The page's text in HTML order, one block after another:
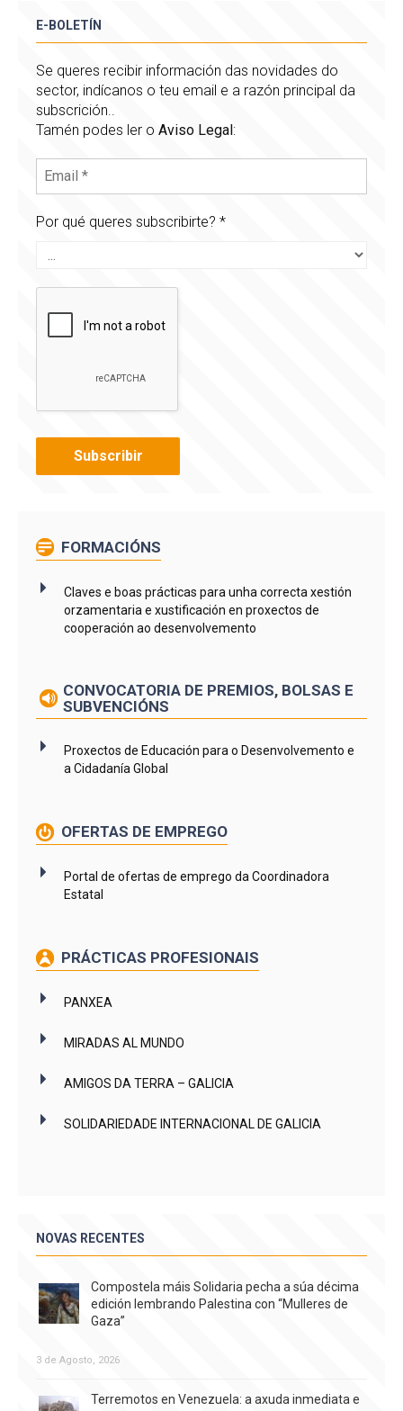
E-BOLETÍN
Se queres recibir información das novidades do
sector, indícanos o teu email e a razón principal da
subscrición..
Tamén podes ler o Aviso Legal:
Por qué queres subscribirte? *
FORMACIÓNS
Claves e boas prácticas para unha correcta xestión
orzamentaria e xustificación en proxectos de
cooperación ao desenvolvemento
CONVOCATORIA DE PREMIOS, BOLSAS E
SUBVENCIÓNS
Proxectos de Educación para o Desenvolvemento e
a Cidadanía Global
OFERTAS DE EMPREGO
Portal de ofertas de emprego da Coordinadora
Estatal
PRÁCTICAS PROFESIONAIS
PANXEA
MIRADAS AL MUNDO
AMIGOS DA TERRA – GALICIA
SOLIDARIEDADE INTERNACIONAL DE GALICIA
NOVAS RECENTES
Compostela máis Solidaria pecha a súa décima
edición lembrando Palestina con “Mulleres de
Gaza”
3 de Agosto, 2026
Terremotos en Venezuela: a axuda inmediata e